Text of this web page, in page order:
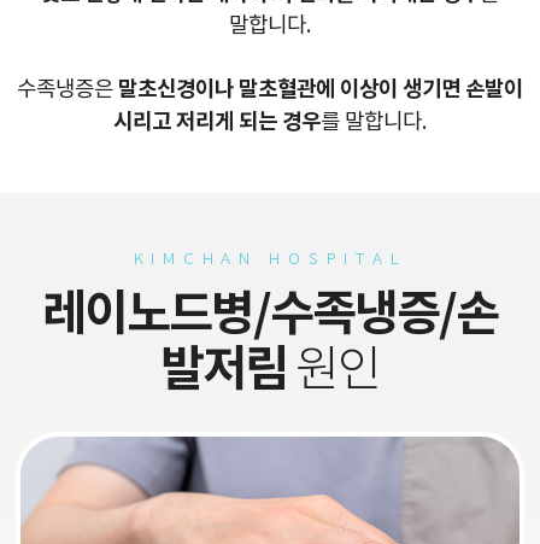
말합니다.
수족냉증은 말초신경이나 말초혈관에 이상이 생기면 손발이
시리고 저리게 되는 경우를 말합니다.
KIMCHAN HOSPITAL
레이노드병/수족냉증/손
발저림 원인